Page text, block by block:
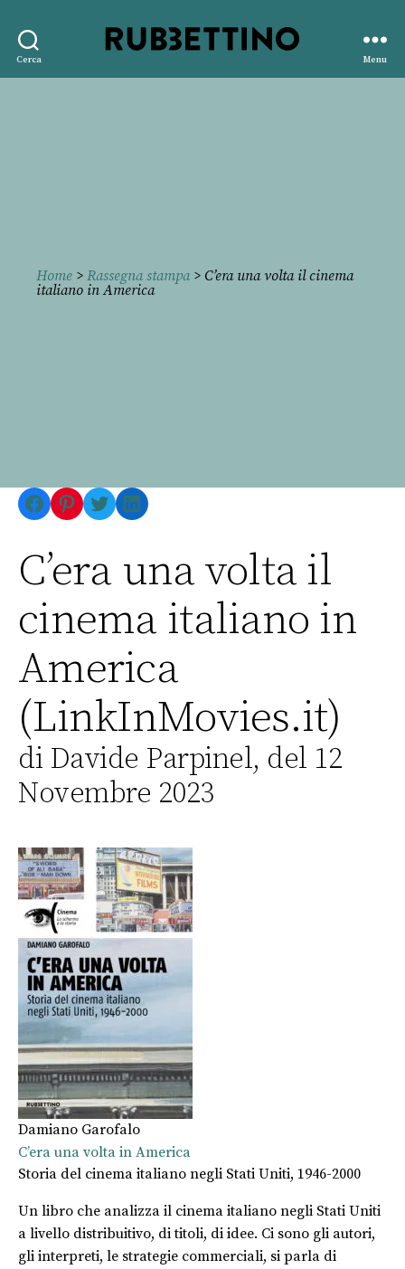
Cerca
editore
Menu
Home > Rassegna stampa> C’era una volta il cinema
italiano in America
Facebook
Pinterest
TwitterLinkedIn
C’era una volta il
cinema italiano in
America
(LinkInMovies.it)
di Davide Parpinel, del 12
Novembre 2023
Damiano Garofalo
C’era una volta in America
Storia del cinema italiano negli Stati Uniti, 1946-2000
Un libro che analizza il cinema italiano negli Stati Uniti
a livello distribuitivo, di titoli, di idee. Ci sono gli autori,
gli interpreti, le strategie commerciali, si parla di